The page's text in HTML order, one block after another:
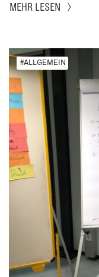
MEHR LESEN
#ALLGEMEIN